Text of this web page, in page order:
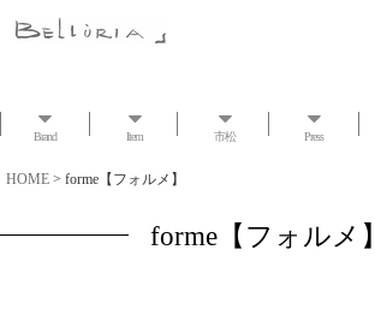
Brand Item 市松 Press
HOME > forme【フォルメ】
forme【フォルメ】